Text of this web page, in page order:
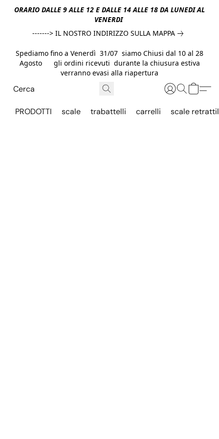
ORARIO DALLE 9 ALLE 12 E DALLE 14 ALLE 18 DA LUNEDI AL
VENERDI
-------> IL NOSTRO INDIRIZZO SULLA MAPPA
Spediamo fino a Venerdì 31/07 siamo Chiusi dal 10 al 28
Agosto gli ordini ricevuti durante la chiusura estiva
verranno evasi alla riapertura
PRODOTTI scale trabattelli carrelli scale